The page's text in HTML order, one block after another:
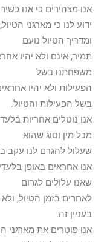
אנו מצהירים כי אנו
ידוע לנו כי מארגני
ומדריך הטיול נועם
תמיר, אינם ולא יהיו
משפחתנו בשל
הפעילות ולא יהיו
בשל הפעילות והטיול.
אנו נוטלים אחריות
מכל מין וסוג שהוא
שעלול להגרם לנו עקב
אנו אחראים באופן
שאנו עלולים לגרום
לאחרים בזמן הטיול,
בעניין זה.
אנו פוטרים את מארגני